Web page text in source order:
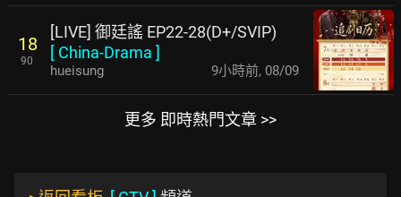
18
90
[LIVE] 御廷謠 EP22-28(D+/SVIP)
[ China-Drama ]
hueisung 9小時前, 08/09
更多 即時熱門文章 >>